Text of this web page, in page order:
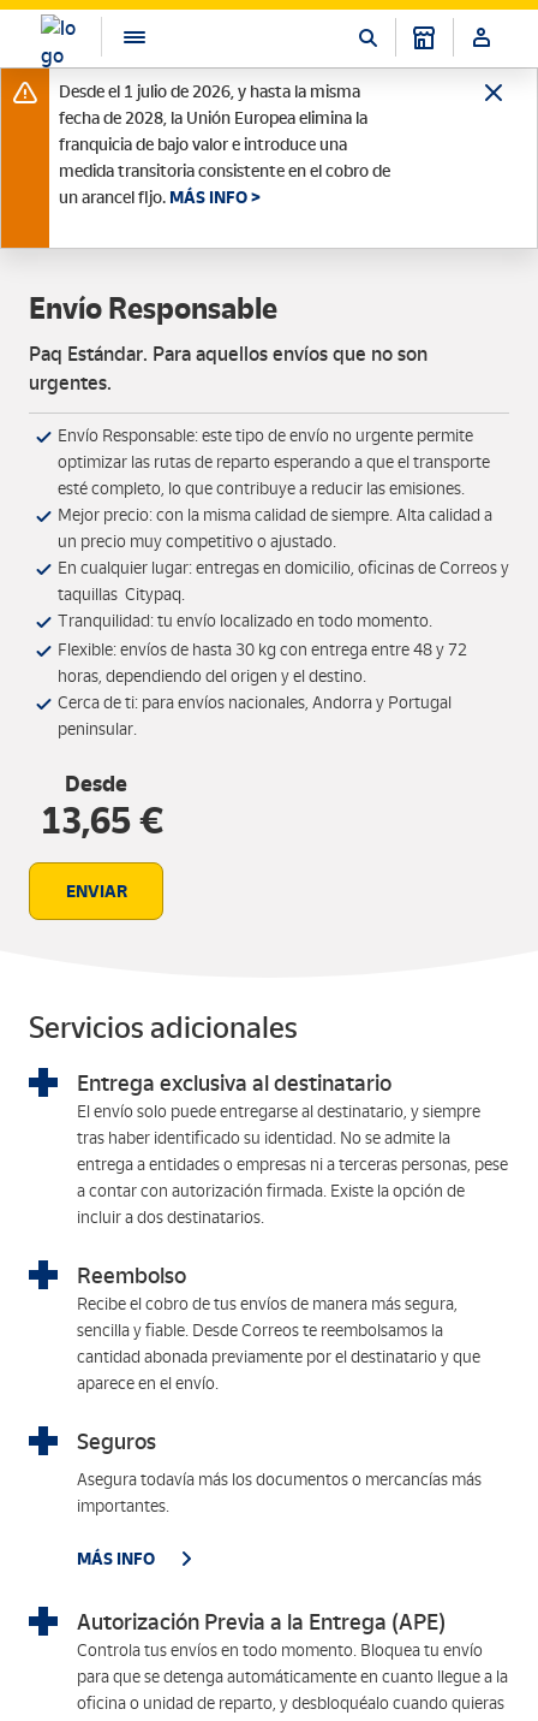
Desde el 1 julio de 2026, y hasta la misma
fecha de 2028, la Unión Europea elimina la
franquicia de bajo valor e introduce una
medida transitoria consistente en el cobro de
un arancel fijo. MÁS INFO >
Envío Responsable
Paq Estándar. Para aquellos envíos que no son
urgentes.
Envío Responsable: este tipo de envío no urgente permite
optimizar las rutas de reparto esperando a que el transporte
esté completo, lo que contribuye a reducir las emisiones.
Mejor precio: con la misma calidad de siempre. Alta calidad a
un precio muy competitivo o ajustado.
En cualquier lugar: entregas en domicilio, oficinas de Correos y
taquillas Citypaq.
Tranquilidad: tu envío localizado en todo momento.
Flexible: envíos de hasta 30 kg con entrega entre 48 y 72
horas, dependiendo del origen y el destino.
Cerca de ti: para envíos nacionales, Andorra y Portugal
peninsular.
Desde
13,65 €
ENVIAR
Servicios adicionales
Entrega exclusiva al destinatario
El envío solo puede entregarse al destinatario, y siempre
tras haber identificado su identidad. No se admite la
entrega a entidades o empresas ni a terceras personas, pese
a contar con autorización firmada. Existe la opción de
incluir a dos destinatarios.
Reembolso
Recibe el cobro de tus envíos de manera más segura,
sencilla y fiable. Desde Correos te reembolsamos la
cantidad abonada previamente por el destinatario y que
aparece en el envío.
Seguros
Asegura todavía más los documentos o mercancías más
importantes.
MÁS INFO
Autorización Previa a la Entrega (APE)
Controla tus envíos en todo momento. Bloquea tu envío
para que se detenga automáticamente en cuanto llegue a la
oficina o unidad de reparto, y desbloquéalo cuando quieras